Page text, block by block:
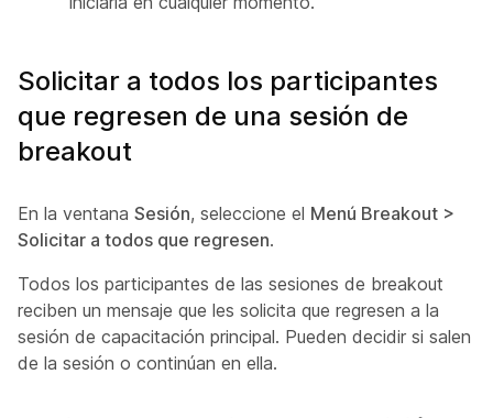
Solicitar a todos los participantes
que regresen de una sesión de
breakout
En la ventana Sesión, seleccione el Menú Breakout >
Solicitar a todos que regresen.
Todos los participantes de las sesiones de breakout
reciben un mensaje que les solicita que regresen a la
sesión de capacitación principal. Pueden decidir si salen
de la sesión o continúan en ella.